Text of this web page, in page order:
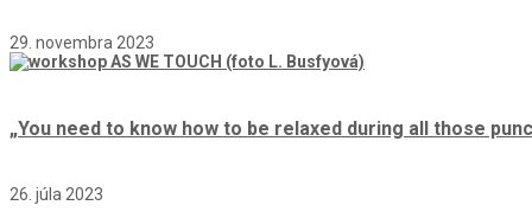
29. novembra 2023
„You need to know how to be relaxed during all those
26. júla 2023